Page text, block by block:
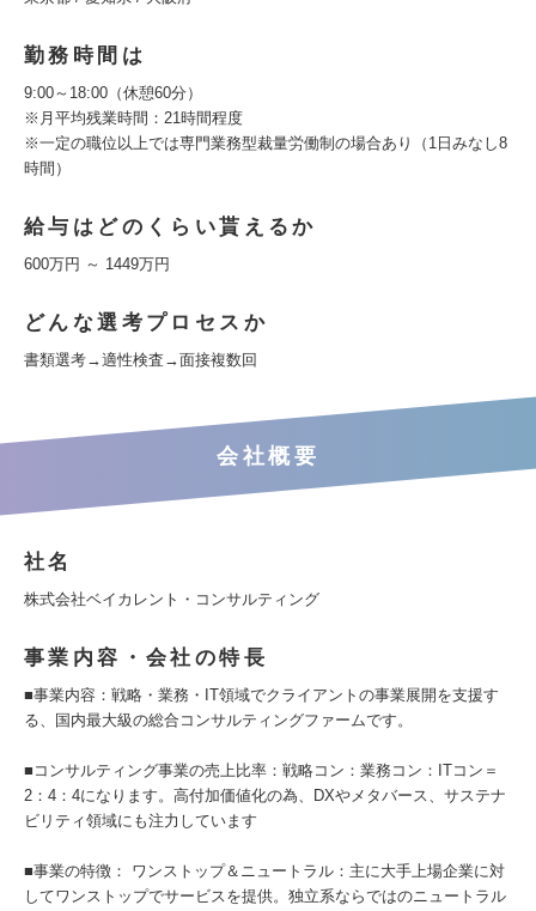
勤務時間は
9:00～18:00（休憩60分）
※月平均残業時間：21時間程度
※一定の職位以上では専門業務型裁量労働制の場合あり（1日みなし8
時間）
給与はどのくらい貰えるか
600万円 ～ 1449万円
どんな選考プロセスか
書類選考→適性検査→面接複数回
会社概要
社名
株式会社ベイカレント・コンサルティング
事業内容・会社の特長
■事業内容：戦略・業務・IT領域でクライアントの事業展開を支援す
る、国内最大級の総合コンサルティングファームです。
■コンサルティング事業の売上比率：戦略コン：業務コン：ITコン＝
2：4：4になります。高付加価値化の為、DXやメタバース、サステナ
ビリティ領域にも注力しています
■事業の特徴： ワンストップ＆ニュートラル：主に大手上場企業に対
してワンストップでサービスを提供。独立系ならではのニュートラル